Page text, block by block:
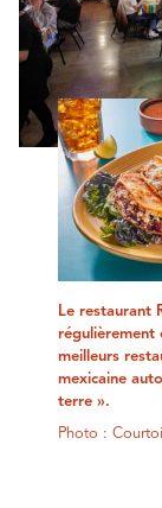
Le restaurant
régulièrement
meilleurs
mexicaine
terre ».
Photo :